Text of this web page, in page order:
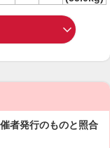
者発行のものと照合